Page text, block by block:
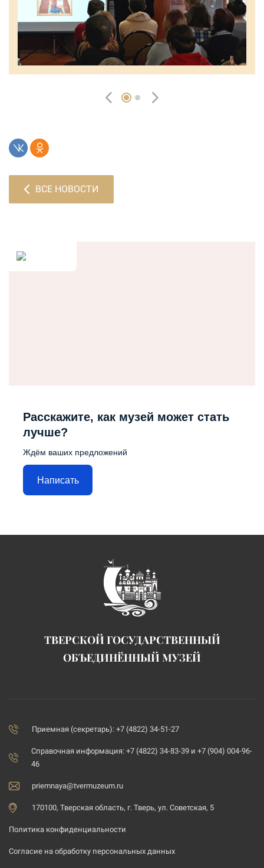
ВСЕ НОВОСТИ
Расскажите, как музей может стать
лучше?
Ждём ваших предложений
Написать
ТВЕРСКОЙ ГОСУДАРСТВЕННЫЙ
ОБЪЕДИНЁННЫЙ МУЗЕЙ
Приемная (секретарь): +7 (4822) 34-51-27
Справочная информация: +7 (4822) 34-83-39 и +7 (904) 004-96-
46
priemnaya@tvermuzeum.ru
170100, Тверская область, г. Тверь, ул. Советская, 5
Политика конфиденциальности
Согласие на обработку персональных данных